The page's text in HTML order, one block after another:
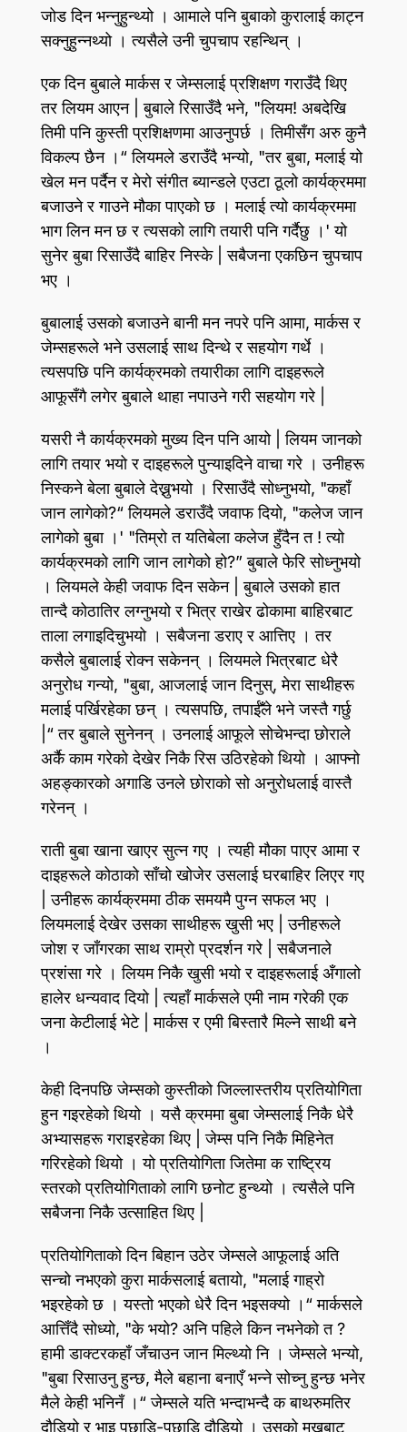
जोड दिन भन्नुहुन्थ्यो । आमाले पनि बुबाको कुरालाई काट्न
सक्नुहुन्नथ्यो । त्यसैले उनी चुपचाप रहन्थिन्‌ ।
एक दिन बुबाले मार्कस र जेम्सलाई प्रशिक्षण गराउँदै थिए
तर लियम आएन | बुबाले रिसाउँदै भने, "लियम! अबदेखि
तिमी पनि कुस्ती प्रशिक्षणमा आउनुपर्छ । तिमीसँग अरु कुनै
विकल्प छैन ।“ लियमले डराउँदै भन्यो, "तर बुबा, मलाई यो
खेल मन पर्दैन र मेरो संगीत ब्यान्डले एउटा ठूलो कार्यक्रममा
बजाउने र गाउने मौका पाएको छ । मलाई त्यो कार्यक्रममा
भाग लिन मन छ र त्यसको लागि तयारी पनि गर्दैछु ।' यो
सुनेर बुबा रिसाउँदै बाहिर निस्के | सबैजना एकछिन चुपचाप
भए ।
बुबालाई उसको बजाउने बानी मन नपरे पनि आमा, मार्कस र
जेम्सहरूले भने उसलाई साथ दिन्थे र सहयोग गर्थे ।
त्यसपछि पनि कार्यक्रमको तयारीका लागि दाइहरूले
आफूसँगै लगेर बुबाले थाहा नपाउने गरी सहयोग गरे |
यसरी नै कार्यक्रमको मुख्य दिन पनि आयो | लियम जानको
लागि तयार भयो र दाइहरूले पुन्याइदिने वाचा गरे । उनीहरू
निस्कने बेला बुबाले देख्नुभयो । रिसाउँदै सोध्नुभयो, "कहाँ
जान लागेको?“ लियमले डराउँदै जवाफ दियो, "कलेज जान
लागेको बुबा ।' "तिम्रो त यतिबेला कलेज हुँदैन त ! त्यो
कार्यक्रमको लागि जान लागेको हो?” बुबाले फेरि सोध्नुभयो
। लियमले केही जवाफ दिन सकेन | बुबाले उसको हात
तान्दै कोठातिर लग्नुभयो र भित्र राखेर ढोकामा बाहिरबाट
ताला लगाइदिचुभयो । सबैजना डराए र आत्तिए । तर
कसैले बुबालाई रोक्न सकेनन्‌ । लियमले भित्रबाट धेरै
अनुरोध गन्यो, "बुबा, आजलाई जान दिनुस्‌, मेरा साथीहरू
मलाई पर्खिरहेका छन्‌ । त्यसपछि, तपाईँले भने जस्तै गर्छु
|“ तर बुबाले सुनेनन्‌ । उनलाई आफूले सोचेभन्दा छोराले
अर्कै काम गरेको देखेर निकै रिस उठिरहेको थियो । आफ्नो
अहङ्कारको अगाडि उनले छोराको सो अनुरोधलाई वास्तै
गरेनन्‌ ।
राती बुबा खाना खाएर सुत्न गए । त्यही मौका पाएर आमा र
दाइहरूले कोठाको साँचो खोजेर उसलाई घरबाहिर लिएर गए
| उनीहरू कार्यक्रममा ठीक समयमै पुग्न सफल भए ।
लियमलाई देखेर उसका साथीहरू खुसी भए | उनीहरूले
जोश र जाँगरका साथ राम्रो प्रदर्शन गरे | सबैजनाले
प्रशंसा गरे । लियम निकै खुसी भयो र दाइहरूलाई अँगालो
हालेर धन्यवाद दियो | त्यहाँ मार्कसले एमी नाम गरेकी एक
जना केटीलाई भेटे | मार्कस र एमी बिस्तारै मिल्ने साथी बने
।
केही दिनपछि जेम्सको कुस्तीको जिल्लास्तरीय प्रतियोगिता
हुन गइरहेको थियो । यसै क्रममा बुबा जेम्सलाई निकै धेरै
अभ्यासहरू गराइरहेका थिए | जेम्स पनि निकै मिहिनेत
गरिरहेको थियो । यो प्रतियोगिता जितेमा क राष्ट्रिय
स्तरको प्रतियोगिताको लागि छनोट हुन्थ्यो । त्यसैले पनि
सबैजना निकै उत्साहित थिए |
प्रतियोगिताको दिन बिहान उठेर जेम्सले आफूलाई अति
सन्चो नभएको कुरा मार्कसलाई बतायो, "मलाई गाह्रो
भइरहेको छ । यस्तो भएको धेरै दिन भइसक्यो ।“ मार्कसले
आत्तिँदै सोध्यो, "के भयो? अनि पहिले किन नभनेको त ?
हामी डाक्टरकहाँ जँचाउन जान मिल्थ्यो नि । जेम्सले भन्यो,
"बुबा रिसाउनु हुन्छ, मैले बहाना बनाएँ भन्ने सोच्नु हुन्छ भनेर
मैले केही भनिनँ ।“ जेम्सले यति भन्दाभन्दै क बाथरुमतिर
दौडियो र भाइ पछाडि-पछाडि दौडियो । उसको मुखबाट